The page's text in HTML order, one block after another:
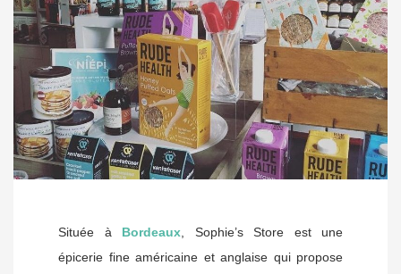
Située à Bordeaux, Sophie’s Store est une
épicerie fine américaine et anglaise qui propose